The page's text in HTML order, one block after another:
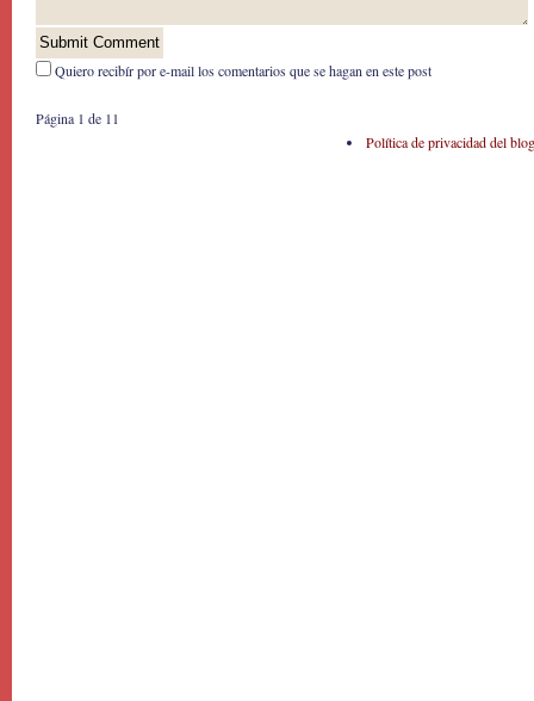
Quiero recibír por e-mail los comentarios que se hagan en este post
Página 1 de 1 1
Política de privacidad del